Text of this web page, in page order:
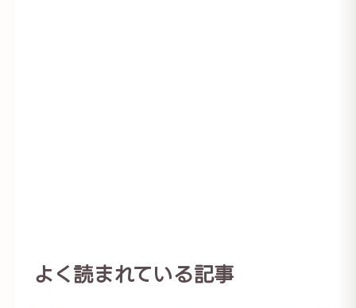
よく読まれている記事